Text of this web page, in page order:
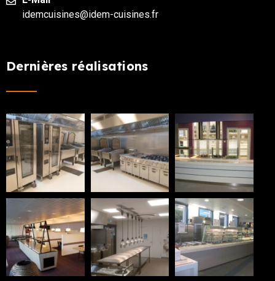
idemcuisines@idem-cuisines.fr
Dernières réalisations